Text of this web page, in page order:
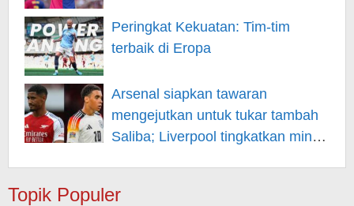
Peringkat Kekuatan: Tim-tim
terbaik di Eropa
Arsenal siapkan tawaran
mengejutkan untuk tukar tambah
Saliba; Liverpool tingkatkan minat
Topik Populer